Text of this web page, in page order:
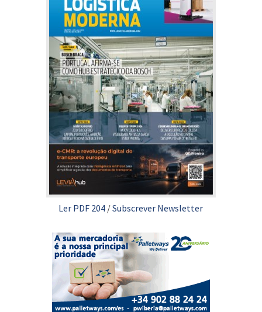
Ler PDF 204 /Subscrever Newsletter